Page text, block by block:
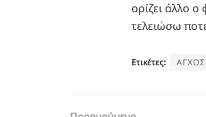
ορίζει άλλο
τελειώσω
Ετικέτες: ΑΓΧΟΣ